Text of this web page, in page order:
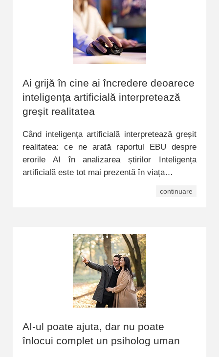
Ai grijă în cine ai încredere deoarece
inteligența artificială interpretează
greșit realitatea
Când inteligența artificială interpretează greșit
realitatea: ce ne arată raportul EBU despre
erorile AI în analizarea știrilor Inteligența
artificială este tot mai prezentă în viața…
continuare
AI-ul poate ajuta, dar nu poate
înlocui complet un psiholog uman